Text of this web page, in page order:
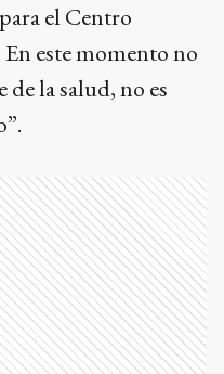
el Centro
este momento no
la salud, no es